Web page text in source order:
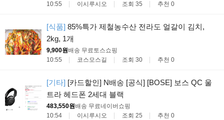
10:55
이시루시오 조회 35 추천 0
[식품] 85%특가 제철농수산 전라도 얼갈이 김치,
2kg, 1개
9,900원배송 무료토스쇼핑
10:55
코스모스길 조회 30 추천 0
[기타] [카드할인] N배송 [공식] [BOSE] 보스 QC 울
트라 헤드폰 2세대 블랙
483,550원배송 무료네이버쇼핑
10:54
이시루시오 조회 25 추천 0